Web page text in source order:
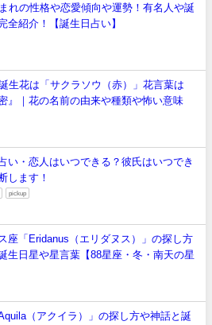
れの性格や恋愛傾向や運勢！有名人や誕
全紹介！【誕生日占い】
生花は「サクラソウ（赤）」花言葉は
』｜花の名前の由来や種類や怖い意味
い・恋人はいつできる？彼氏はいつでき
します！
pickup
座「Eridanus（エリダヌス）」の探し方
生日星や星言葉【88星座・冬・南天の星
（アクイラ）」の探し方や神話と誕